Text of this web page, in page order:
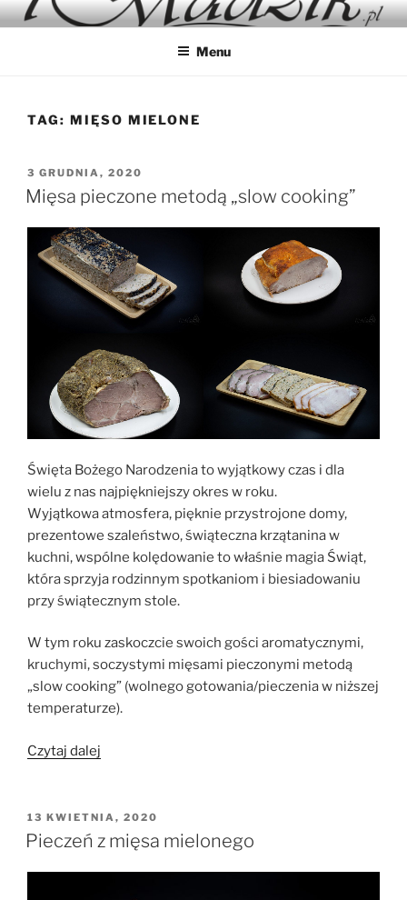
Przejdź
do
IMADZIK
Blog Kulinarny
Menu
TAG: MIĘSO MIELONE
OPUBLIKOWANE
W
3 GRUDNIA, 2020
Mięsa pieczone metodą „slow cooking”
Święta Bożego Narodzenia to wyjątkowy czas i dla
wielu z nas najpiękniejszy okres w roku.
Wyjątkowa atmosfera, pięknie przystrojone domy,
prezentowe szaleństwo, świąteczna krzątanina w
kuchni, wspólne kolędowanie to właśnie magia Świąt,
która sprzyja rodzinnym spotkaniom i biesiadowaniu
przy świątecznym stole.
W tym roku zaskoczcie swoich gości aromatycznymi,
kruchymi, soczystymi mięsami pieczonymi metodą
„slow cooking” (wolnego gotowania/pieczenia w niższej
temperaturze).
Czytaj dalej
„slow
cooking””
OPUBLIKOWANE
W
13 KWIETNIA, 2020
Pieczeń z mięsa mielonego